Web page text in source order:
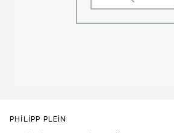
PHILIPP PLEIN